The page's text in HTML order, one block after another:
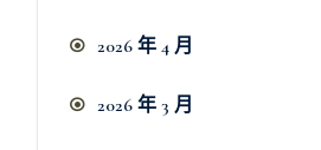
2026 年 4 月
2026 年 3 月